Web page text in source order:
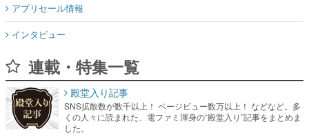
アプリセール情報
インタビュー
連載・特集一覧
殿堂入り記事
SNS拡散数が数千以上！ ページビュー数万以上！ などなど。多
くの人々に読まれた、電ファミ渾身の“殿堂入り”記事をまとめま
した。